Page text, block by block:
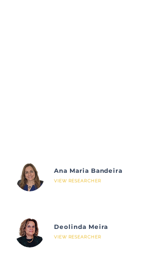
Ana Maria Bandeira
VIEW RESEARCHER
Deolinda Meira
VIEW RESEARCHER